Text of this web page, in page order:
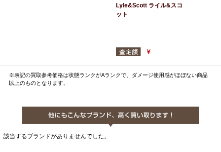
Lyle&Scott ライル&スコ
ット
￥
※表記の買取参考価格は状態ランクがAランクで、ダメージ使用感がほぼない商品
以上のものとなります。
該当するブランドがありませんでした。